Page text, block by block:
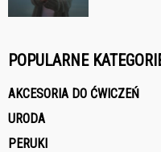
POPULARNE
AKCESORIA DO ĆWICZEŃ
URODA
PERUKI